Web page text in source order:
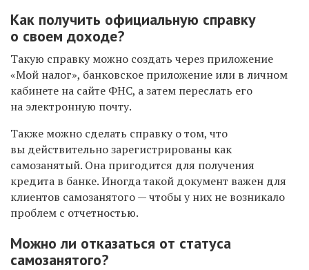
Как получить официальную справку
о своем доходе?
Такую справку можно создать через приложение
«Мой налог», банковское приложение или в личном
кабинете на сайте ФНС, а затем переслать его
на электронную почту.
Также можно сделать справку о том, что
вы действительно зарегистрированы как
самозанятый. Она пригодится для получения
кредита в банке. Иногда такой документ важен для
клиентов самозанятого — чтобы у них не возникало
проблем с отчетностью.
Можно ли отказаться от статуса
самозанятого?